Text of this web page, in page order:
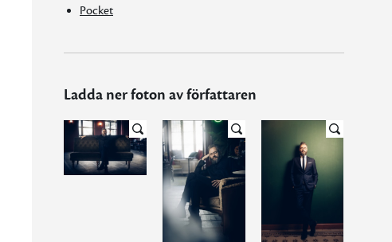
Pocket
Ladda ner foton av författaren